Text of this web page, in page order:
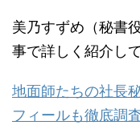
美乃すずめ（秘書
事で詳しく紹介し
地面師たちの社長
フィールも徹底調査